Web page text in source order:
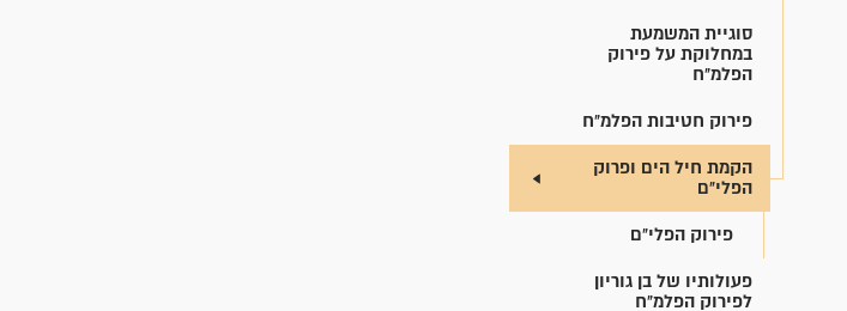
סוגיית המשמעת
במחלוקת על פירוק
הפלמ"ח
פירוק חטיבות הפלמ"ח
הקמת חיל הים ופרוק
הפלי"ם
פירוק הפלי"ם
פעולותיו של בן גוריון
לפירוק הפלמ"ח